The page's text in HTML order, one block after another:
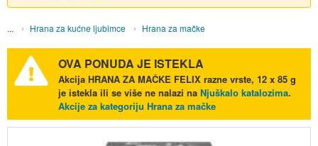
Hrana za kućne ljubimce Hrana za mačke
OVA PONUDA JE ISTEKLA
Akcija HRANA ZA MAČKE FELIX razne vrste, 12 x 85 g
je istekla ili se više ne nalazi na Njuškalo katalozima.
Akcije za kategoriju Hrana za mačke